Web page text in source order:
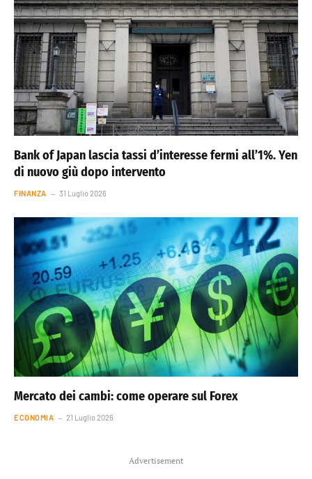
Bank of Japan lascia tassi d’interesse fermi all’1%. Yen
di nuovo giù dopo intervento
FINANZA 31 Luglio 2026
Mercato dei cambi: come operare sul Forex
ECONOMIA 21 Luglio 2026
Advertisement